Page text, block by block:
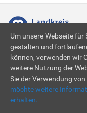
Zertifiziert
© 2026 KBBZ
Um unsere Webseite für
gestalten und
können, verwenden wir
weitere Nutzung der
Sie der Verwendung von
möchte weitere
erhalten.